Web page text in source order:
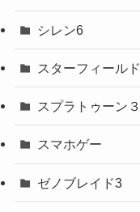
シレン6
スターフィールド
スプラトゥーン３
スマホゲー
ゼノブレイド3